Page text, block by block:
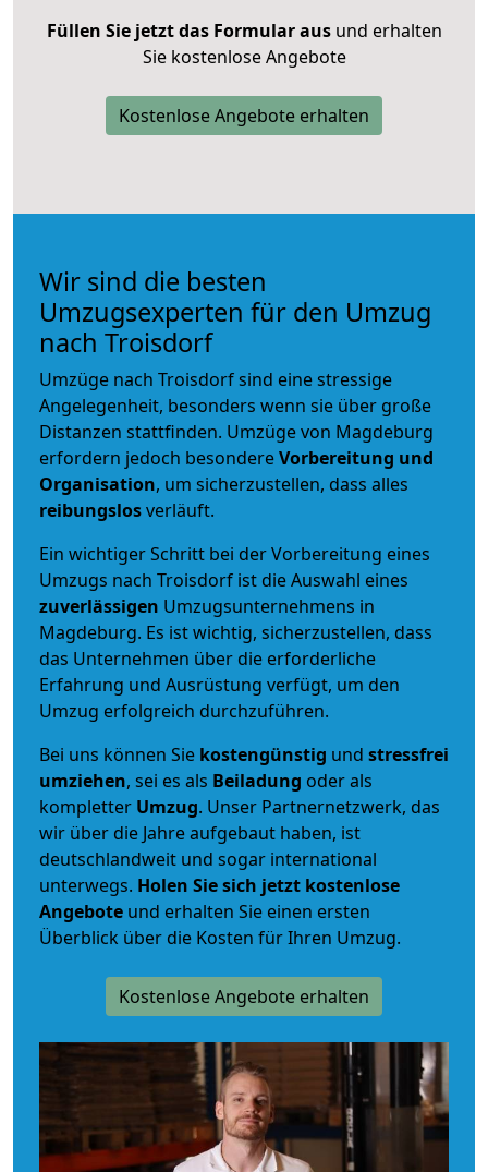
Füllen Sie jetzt das Formular ausund erhalten
Sie kostenlose Angebote
Kostenlose Angebote erhalten
Wir sind die besten
Umzugsexperten für den Umzug
nach Troisdorf
Umzüge nach Troisdorf sind eine stressige
Angelegenheit, besonders wenn sie über große
Distanzen stattfinden. Umzüge von Magdeburg
erfordern jedoch besondereVorbereitung und
Organisation, um sicherzustellen, dass alles
reibungslosverläuft.
Ein wichtiger Schritt bei der Vorbereitung eines
Umzugs nach Troisdorf ist die Auswahl eines
zuverlässigen Umzugsunternehmens in
Magdeburg. Es ist wichtig, sicherzustellen, dass
das Unternehmen über die erforderliche
Erfahrung und Ausrüstung verfügt, um den
Umzug erfolgreich durchzuführen.
Bei uns können Sie kostengünstig und stressfrei
umziehen, sei es als Beiladung oder als
kompletter Umzug. Unser Partnernetzwerk, das
wir über die Jahre aufgebaut haben, ist
deutschlandweit und sogar international
unterwegs. Holen Sie sich jetzt kostenlose
Angebote und erhalten Sie einen ersten
Überblick über die Kosten für Ihren Umzug.
Kostenlose Angebote erhalten